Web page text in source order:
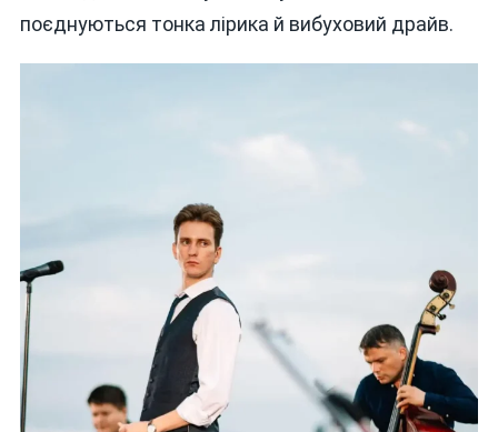
поєднуються тонка лірика й вибуховий драйв.